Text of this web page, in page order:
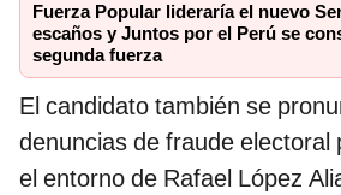
Fuerza Popular lideraría el nuevo
escaños y Juntos por el Perú se
segunda fuerza
El candidato también se
denuncias de fraude electoral
el entorno de Rafael López